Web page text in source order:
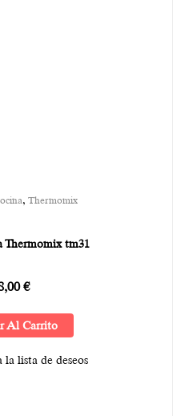
, Thermomix
Thermomix tm31
€
Al Carrito
lista de deseos